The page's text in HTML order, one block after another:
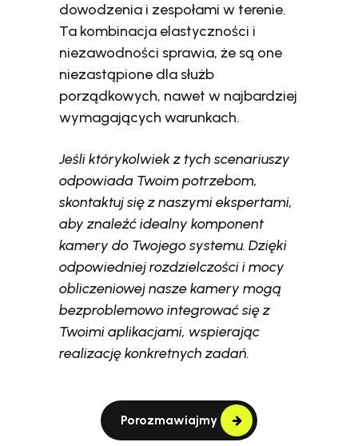
dowodzenia i zespołami w terenie.
Ta kombinacja elastyczności i
niezawodności sprawia, że są one
niezastąpione dla służb
porządkowych, nawet w najbardziej
wymagających warunkach.
Jeśli którykolwiek z tych scenariuszy
odpowiada Twoim potrzebom,
skontaktuj się z naszymi ekspertami,
aby znaleźć idealny komponent
kamery do Twojego systemu. Dzięki
odpowiedniej rozdzielczości i mocy
obliczeniowej nasze kamery mogą
bezproblemowo integrować się z
Twoimi aplikacjami, wspierając
realizację konkretnych zadań.
Porozmawiajmy